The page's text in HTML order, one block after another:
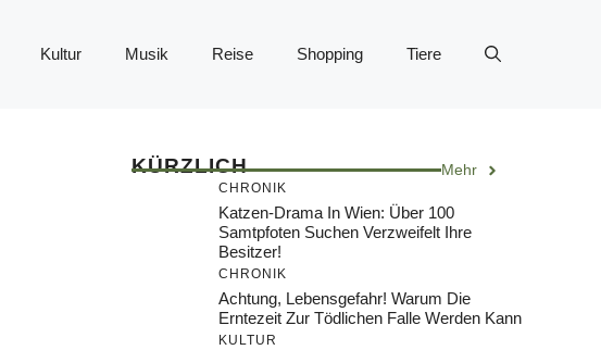
Kultur Musik Reise Shopping Tiere
KÜRZLICH Mehr
CHRONIK
Katzen-Drama In Wien: Über 100
Samtpfoten Suchen Verzweifelt Ihre
Besitzer!
CHRONIK
Achtung, Lebensgefahr! Warum Die
Erntezeit Zur Tödlichen Falle Werden Kann
KULTUR